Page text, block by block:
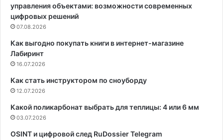
управления объектами: возможности современных
цифровых решений
07.08.2026
Как выгодно покупать книги в интернет-магазине
Лабиринт
16.07.2026
Как стать инструктором по сноуборду
12.07.2026
Какой поликарбонат выбрать для теплицы: 4 или 6 мм
03.07.2026
OSINT и цифровой след RuDossier Telegram